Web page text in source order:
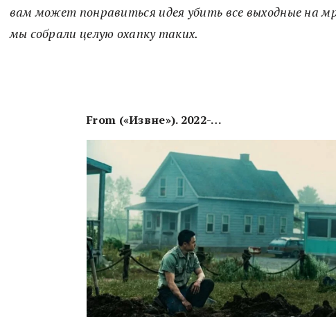
вам может понравиться идея убить все выходные на
мы собрали целую охапку таких.
From («Извне»). 2022-…